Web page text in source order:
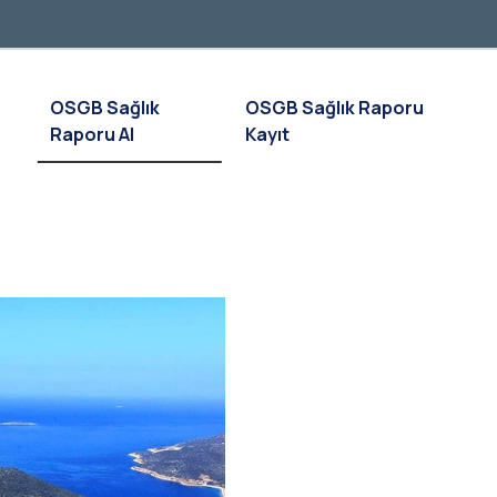
OSGB Sağlık
Raporu Al
OSGB Sağlık Raporu
Kayıt